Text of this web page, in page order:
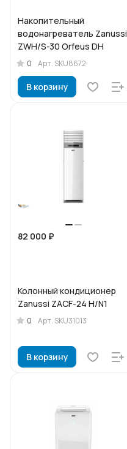
Накопительный
водонагреватель Zanussi
ZWH/S-30 Orfeus DH
0 Арт. SKU8672
В корзину
82 000 ₽
Колонный кондиционер
Zanussi ZACF-24 H/N1
0 Арт. SKU31013
В корзину